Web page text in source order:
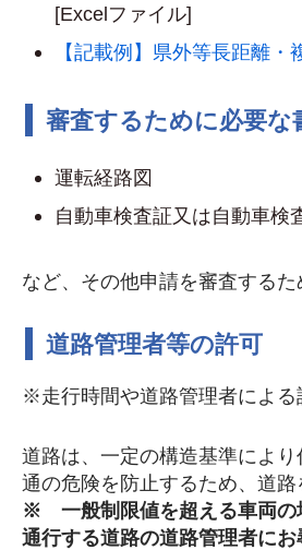
[Excelファイル]
【記載例】県外等長距離
審査するために必要な
運転経路図
自動車検査証又は自動車検
など、その他申請を審査する
道路管理者等の許可
※走行時間や道路管理者によ
道路は、一定の構造基準によ
通の危険を防止するため、道
※ 一般制限値を超える車両の
通行する道路の道路管理者に